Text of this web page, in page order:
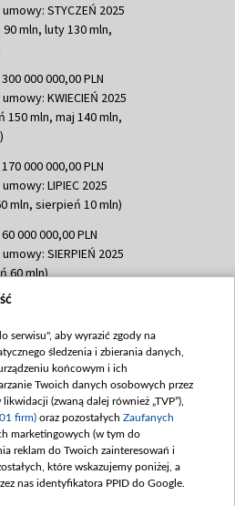
STYCZEŃ 2025
mln, luty 130 mln,
000 000,00 PLN
KWIECIEŃ 2025
150 mln, maj 140 mln,
000 000,00 PLN
LIPIEC 2025
mln, sierpień 10 mln)
000 000,00 PLN
SIERPIEŃ 2025
60 mln)
783 051,21 PLN
100 mln, październik 350
mln)
862 000,00 PLN
GRUDZIEŃ 2025
60,548 mln)
000 000,00 PLN
LUTY 2026 (wpłata
serwisu", aby wyrazić zgody na
śledzenia i zbierania danych,
końcowym i ich
Twoich danych osobowych przez
(zwaną dalej również „TVP”),
firm) oraz pozostałych Zaufanych
marketingowych (w tym do
reklam do Twoich zainteresowań i
które wskazujemy poniżej, a
nas identyfikatora PPID do Google.